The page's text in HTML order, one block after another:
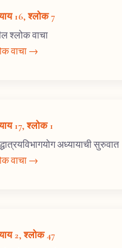
16, श्लोक 7
श्लोक वाचा
वाचा →
17, श्लोक 1
अध्यायाची सुरुवात
वाचा →
2, श्लोक 47